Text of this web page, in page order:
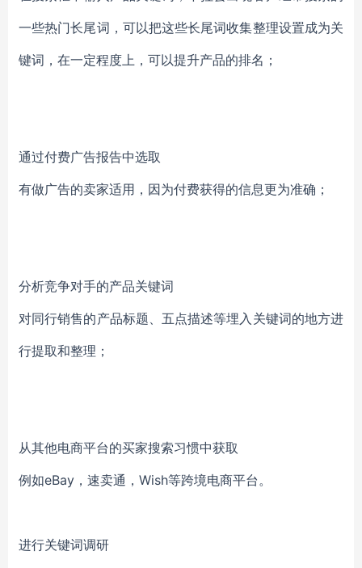
一些热门长尾词，可以把这些长尾词收集整理设置成为关
键词，在一定程度上，可以提升产品的排名；
通过付费广告报告中选取
有做广告的卖家适用，因为付费获得的信息更为准确；
分析竞争对手的产品关键词
对同行销售的产品标题、五点描述等埋入关键词的地方进
行提取和整理；
从其他电商平台的买家搜索习惯中获取
例如eBay，速卖通，Wish等跨境电商平台。
进行关键词调研